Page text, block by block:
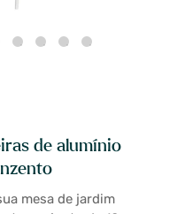
de alumínio
mesa de jardim